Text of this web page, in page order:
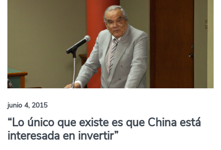
junio 4, 2015
“Lo único que existe es que China está
interesada en invertir”